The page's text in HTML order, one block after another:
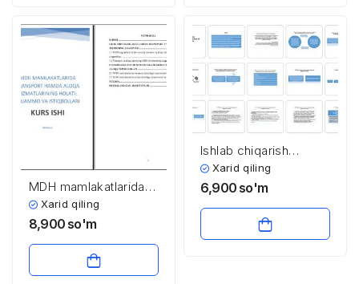
MDH mamlakatlarida
transport hamda aloqa
xizmatlarining holati:
Xarid qiling
8,900 so'm
Ishlab chiqarish
infratuzilmasida aloqa
va kommunikatsiya
Xarid qiling
6,900 so'm